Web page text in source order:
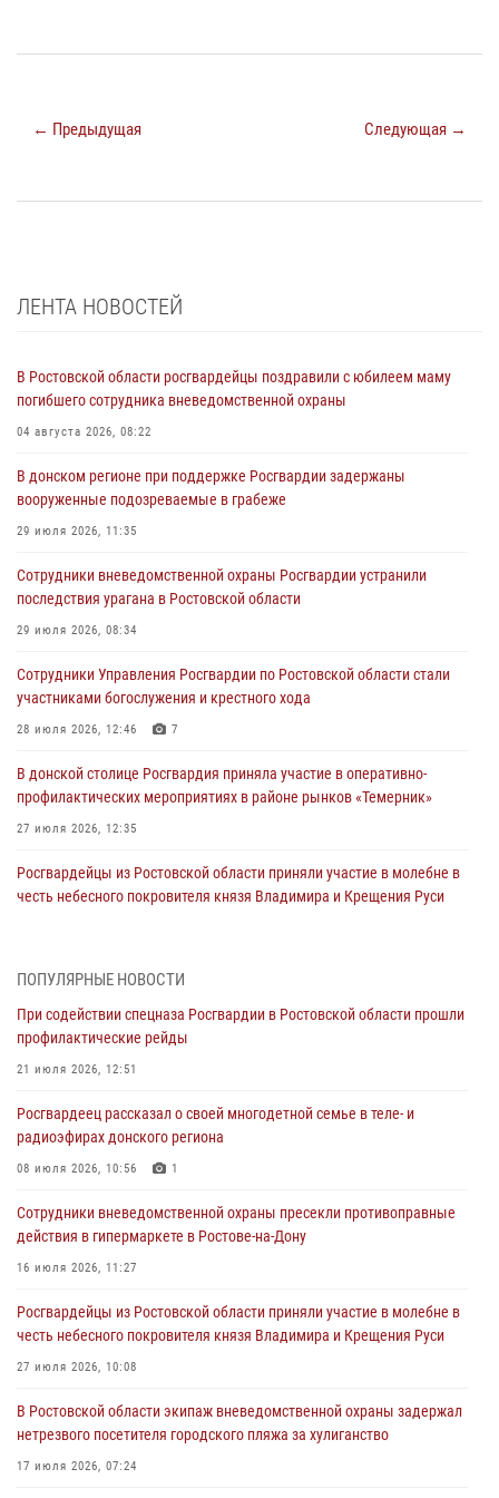
← Предыдущая Следующая →
ЛЕНТА НОВОСТЕЙ
В Ростовской области росгвардейцы поздравили с юбилеем маму
погибшего сотрудника вневедомственной охраны
04 августа 2026, 08:22
В донском регионе при поддержке Росгвардии задержаны
вооруженные подозреваемые в грабеже
29 июля 2026, 11:35
Сотрудники вневедомственной охраны Росгвардии устранили
последствия урагана в Ростовской области
29 июля 2026, 08:34
Сотрудники Управления Росгвардии по Ростовской области стали
участниками богослужения и крестного хода
28 июля 2026, 12:46 7
В донской столице Росгвардия приняла участие в оперативно-
профилактических мероприятиях в районе рынков «Темерник»
27 июля 2026, 12:35
Росгвардейцы из Ростовской области приняли участие в молебне в
честь небесного покровителя князя Владимира и Крещения Руси
При содействии спецназа Росгвардии в Ростовской области прошли
21 июля 2026, 12:51
В Ростовской области экипаж вневедомственной охраны задержал
17 июля 2026, 07:24
Сотрудники вневедомственной охраны пресекли противоправные
16 июля 2026, 11:27
Конкурс профессионального мастерства взрывотехников прошел в
15 июля 2026, 06:39
ПОПУЛЯРНЫЕ НОВОСТИ
При содействии спецназа Росгвардии в Ростовской области прошли
профилактические рейды
21 июля 2026, 12:51
Росгвардеец рассказал о своей многодетной семье в теле- и
радиоэфирах донского региона
08 июля 2026, 10:56 1
Сотрудники вневедомственной охраны пресекли противоправные
действия в гипермаркете в Ростове-на-Дону
16 июля 2026, 11:27
Росгвардейцы из Ростовской области приняли участие в молебне в
честь небесного покровителя князя Владимира и Крещения Руси
27 июля 2026, 10:08
В Ростовской области экипаж вневедомственной охраны задержал
нетрезвого посетителя городского пляжа за хулиганство
17 июля 2026, 07:24